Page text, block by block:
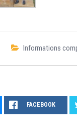
Informations
FACEBOOK